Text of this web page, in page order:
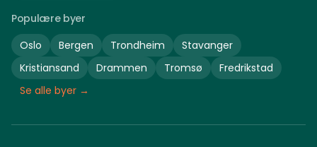
Populære byer
Oslo
Bergen Trondheim
Stavanger
Kristiansand
Drammen Tromsø
Fredrikstad
Se alle byer →